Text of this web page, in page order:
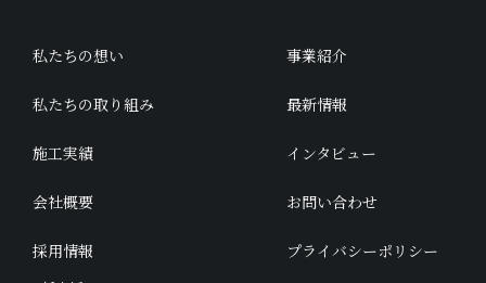
私たちの想い
私たちの取り組み
施工実績
会社概要
採用情報
事業紹介
最新情報
インタビュー
お問い合わせ
プライバシーポリシー